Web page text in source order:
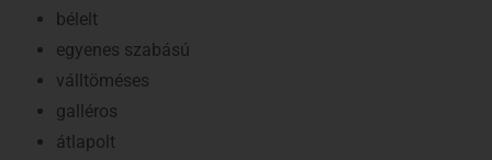
bélelt
egyenes szabású
válltöméses
galléros
átlapolt